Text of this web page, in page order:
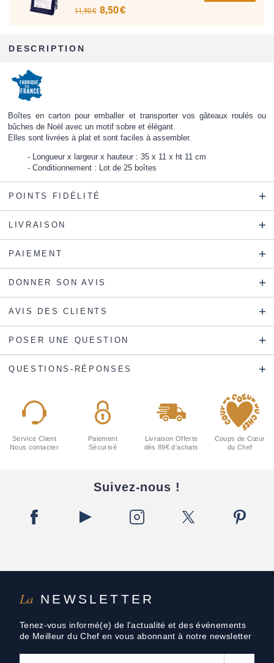
11,90 € 8,50 €
DESCRIPTION
Boîtes en carton pour emballer et transporter vos gâteaux roulés ou
bûches de Noël avec un motif sobre et élégant.
Elles sont livrées à plat et sont faciles à assembler.
Longueur x largeur x hauteur : 35 x 11 x ht 11 cm
Conditionnement : Lot de 25 boîtes
POINTS FIDÉLITÉ
LIVRAISON
PAIEMENT
DONNER SON AVIS
AVIS DES CLIENTS
POSER UNE QUESTION
QUESTIONS-RÉPONSES
La NEWSLETTER
Tenez-vous informé(e) de l'actualité et des événements
de Meilleur du Chef en vous abonnant à notre newsletter
Service Client
Nous contacter
Paiement
Sécurisé
Livraison Offerte
dès 89€ d'achats
Coups de Cœur
du Chef
Suivez-nous !